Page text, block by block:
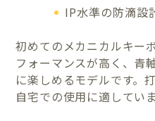
IP水準の防滴設
初めてのメカニカルキー
フォーマンスが高く、青
に楽しめるモデルです。
自宅での使用に適していま